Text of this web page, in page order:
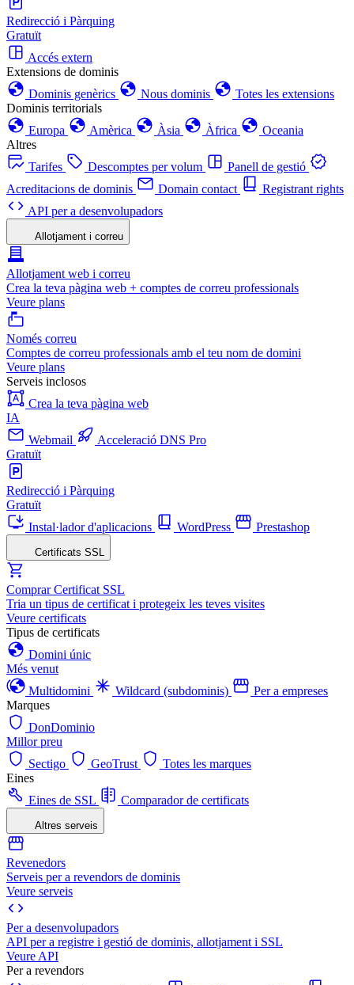
Redirecció i Pàrquing
Gratuït
Accés extern
Extensions de dominis
Dominis genèrics
Nous dominis
Totes les extensions
Dominis territorials
Europa
Amèrica Àsia Àfrica
Oceania
Altres
Tarifes
Descomptes per volum
Panell de gestió
Acreditacions de dominis
Domain contact
Registrant rights
API per a desenvolupadors
Allotjament i correu
Allotjament web i correu
Crea la teva pàgina web + comptes de correu professionals
Veure plans
Només correu
Comptes de correu professionals amb el teu nom de domini
Veure plans
Serveis inclosos
Crea la teva pàgina web
IA
Webmail
Acceleració DNS Pro
Gratuït
Redirecció i Pàrquing
Gratuït
Instal·lador d'aplicacions
WordPress Prestashop
Certificats SSL
Comprar Certificat SSL
Tria un tipus de certificat i protegeix les teves visites
Veure certificats
Tipus de certificats
Domini únic
Més venut
Multidomini
Wildcard (subdominis)
Per a empreses
Marques
DonDominio
Millor preu
Sectigo
GeoTrust
Totes les marques
Eines
Eines de SSL
Comparador de certificats
Altres serveis
Revenedors
Serveis per a revendors de dominis
Veure serveis
Per a desenvolupadors
API per a registre i gestió de dominis, allotjament i SSL
Veure API
Per a revendors